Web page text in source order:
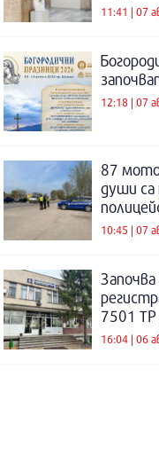
11:41 | 07
12:18 | 07
87
души са
10:45 | 07
Започва
7501
16:04 | 06